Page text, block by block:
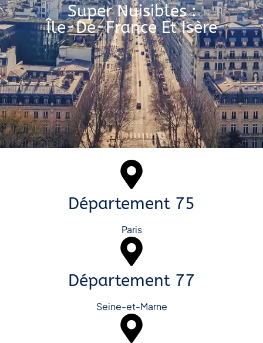
Super Nuisibles :
Île-De-France Et Isère
Département 75
Paris
Département 77
Seine-et-Marne